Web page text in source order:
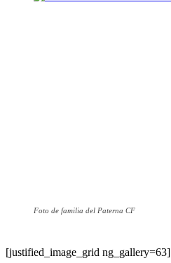
Foto de familia del Paterna CF
[justified_image_grid ng_gallery=63]